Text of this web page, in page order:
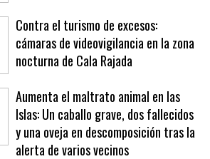
Contra el turismo de excesos:
cámaras de videovigilancia en la zona
nocturna de Cala Rajada
Aumenta el maltrato animal en las
Islas: Un caballo grave, dos fallecidos
y una oveja en descomposición tras la
alerta de varios vecinos